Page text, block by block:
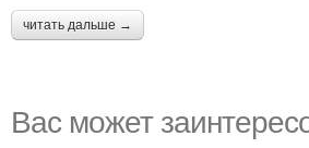
читать дальше →
Вас может